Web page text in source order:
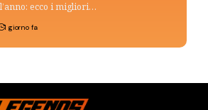
ecco i migliori…
1 giorno fa